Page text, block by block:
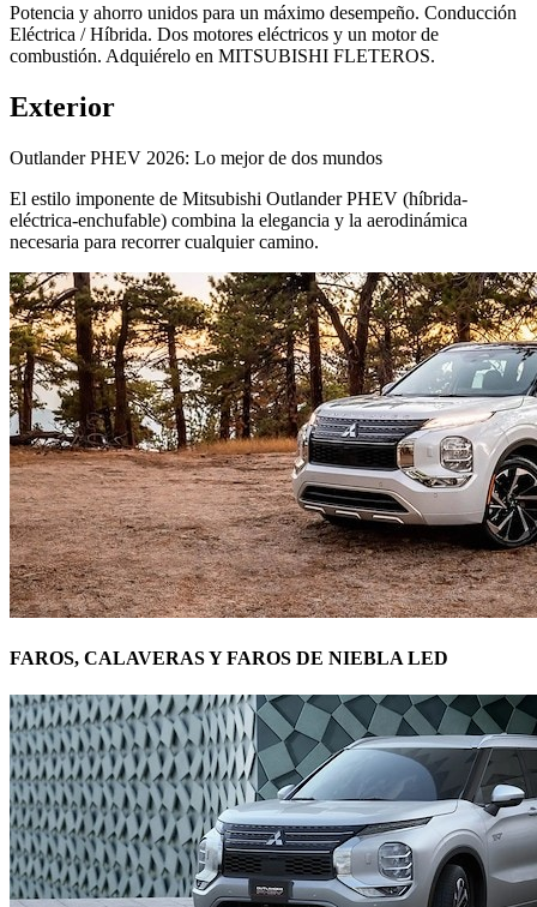
Potencia y ahorro unidos para un máximo desempeño. Conducción
Eléctrica / Híbrida. Dos motores eléctricos y un motor de
combustión. Adquiérelo en MITSUBISHI FLETEROS.
Exterior
Outlander PHEV 2026: Lo mejor de dos mundos
El estilo imponente de Mitsubishi Outlander PHEV (híbrida-
eléctrica-enchufable) combina la elegancia y la aerodinámica
necesaria para recorrer cualquier camino.
FAROS, CALAVERAS Y FAROS DE NIEBLA LED